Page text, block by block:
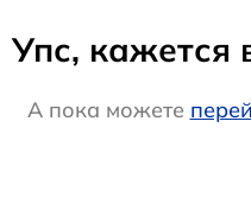
Упс, кажется
А пока можете